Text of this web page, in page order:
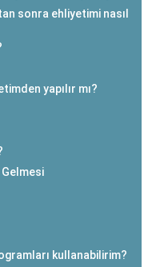
sonra ehliyetimi nasıl
yapılır mı?
Gelmesi
kullanabilirim?